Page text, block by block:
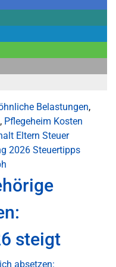
Belastungen,
, Pflegeheim Kosten
Eltern Steuer
2026 Steuertipps
steigt